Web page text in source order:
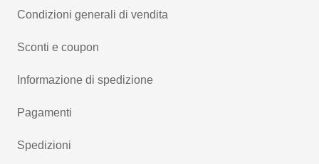
Condizioni generali di vendita
Sconti e coupon
Informazione di spedizione
Pagamenti
Spedizioni